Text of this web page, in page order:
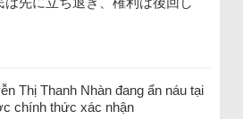
Thị Thanh Nhàn đang ẩn náu tại
chính thức xác nhận